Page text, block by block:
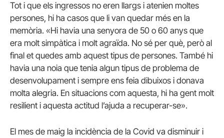
Tot i que els ingressos no eren llargs i atenien moltes
persones, hi ha casos que li van quedar més en la
memòria. «Hi havia una senyora de 50 o 60 anys que
era molt simpàtica i molt agraïda. No sé per què, però al
final et quedes amb aquest tipus de persones. També hi
havia una noia que tenia algun tipus de problema de
desenvolupament i sempre ens feia dibuixos i donava
molta alegria. En situacions com aquesta, hi ha gent molt
resilient i aquesta actitud l’ajuda a recuperar-se».
El mes de maig la incidència de la Covid va disminuir i